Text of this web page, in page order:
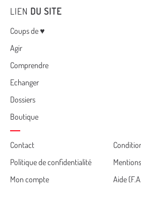
LIEN DU SITE
Menu
Coups de ♥
Agir
Comprendre
Echanger
Dossiers
Boutique
Cemea
footer
Contact
Politique de confidentialité
Mon compte
Aide